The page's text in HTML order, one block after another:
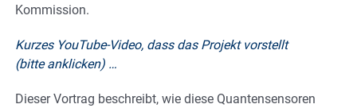
Kommission.
Kurzes YouTube-Video, dass das Projekt vorstellt
(bitte anklicken) …
Dieser Vortrag beschreibt, wie diese Quantensensoren